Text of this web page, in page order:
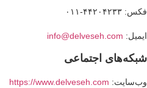
۰۱۱
info@delveseh.com
اجتماعی
https://www.delveseh.com